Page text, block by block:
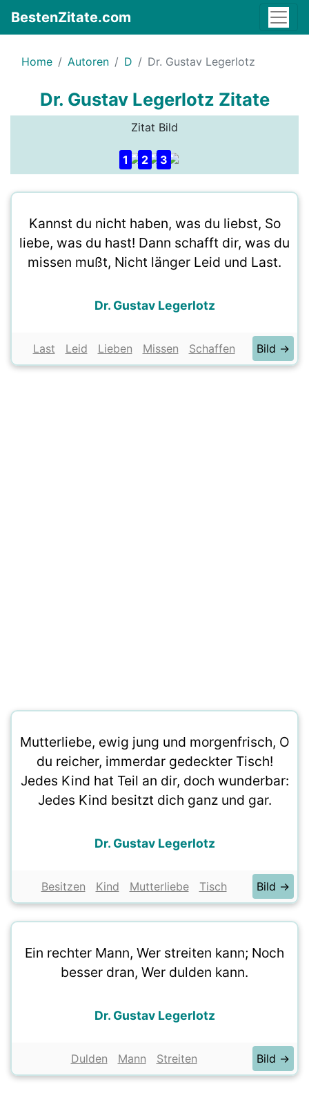
BestenZitate.com
Home Autoren D Dr. Gustav Legerlotz
Dr. Gustav Legerlotz Zitate
Zitat Bild
1 2 3
Kannst du nicht haben, was du liebst, So
liebe, was du hast! Dann schafft dir, was du
missen mußt, Nicht länger Leid und Last.
Dr. Gustav Legerlotz
Last Leid Lieben Missen Schaffen Bild →
Mutterliebe, ewig jung und morgenfrisch, O
du reicher, immerdar gedeckter Tisch!
Jedes Kind hat Teil an dir, doch wunderbar:
Jedes Kind besitzt dich ganz und gar.
Dr. Gustav Legerlotz
Besitzen Kind Mutterliebe Tisch Bild →
Ein rechter Mann, Wer streiten kann; Noch
besser dran, Wer dulden kann.
Dr. Gustav Legerlotz
Dulden Mann Streiten Bild →